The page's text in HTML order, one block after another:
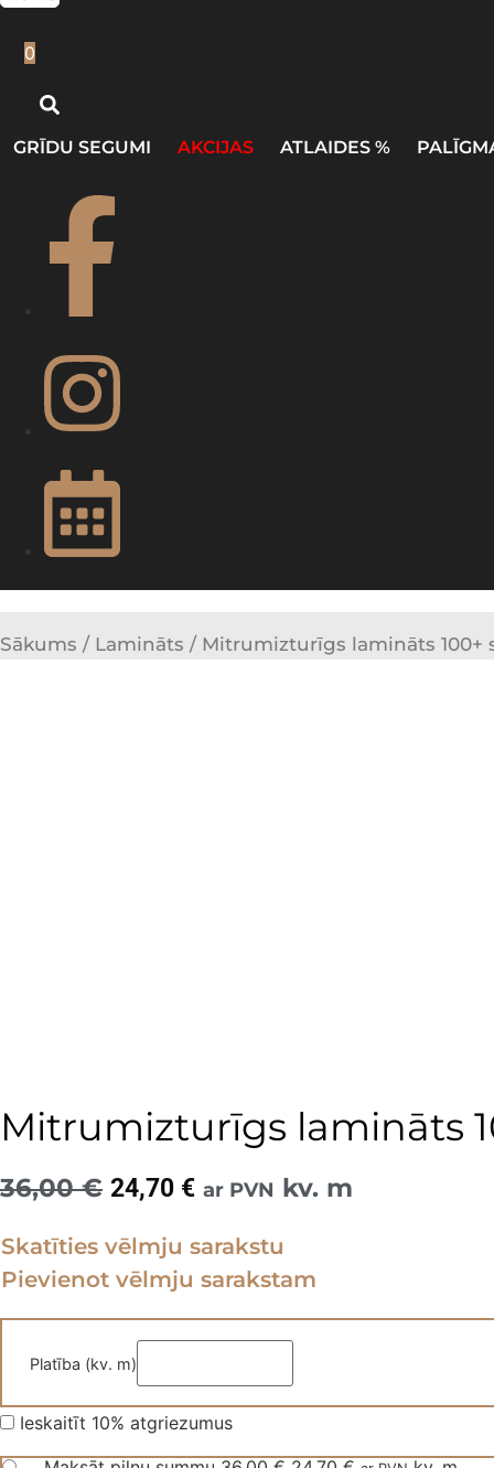
0
GRĪDU SEGUMI AKCIJAS ATLAIDES %
Sākums / Lamināts / Mitrumizturīgs lamināts 100+
Mitrumizturīgs lamināts
36,00€ Original
was:
36,00 €.
24,70 € Current
is:
ar PVN kv. m
Skatīties vēlmju sarakstu
Pievienot vēlmju sarakstam
Platība (kv. m)
Ieskaitīt 10% atgriezumus